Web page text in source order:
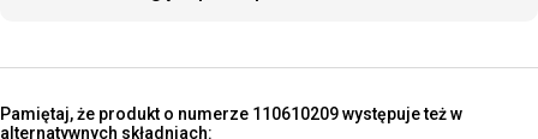
Pamiętaj, że produkt o numerze 110610209 występuje też w
alternatywnych składniach: